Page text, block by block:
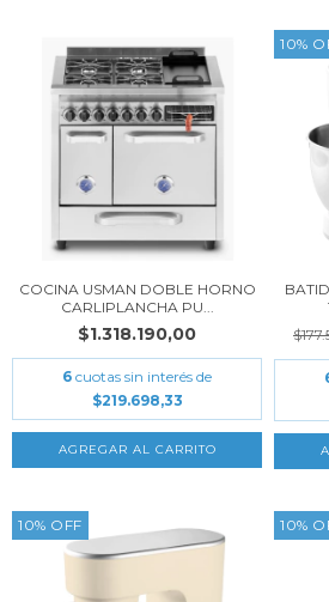
COCINA USMAN DOBLE HORNO
CARLIPLANCHA PU...
$1.318.190,00
6 cuotas sin interés de
$219.698,33
10%
10% OFF 10%